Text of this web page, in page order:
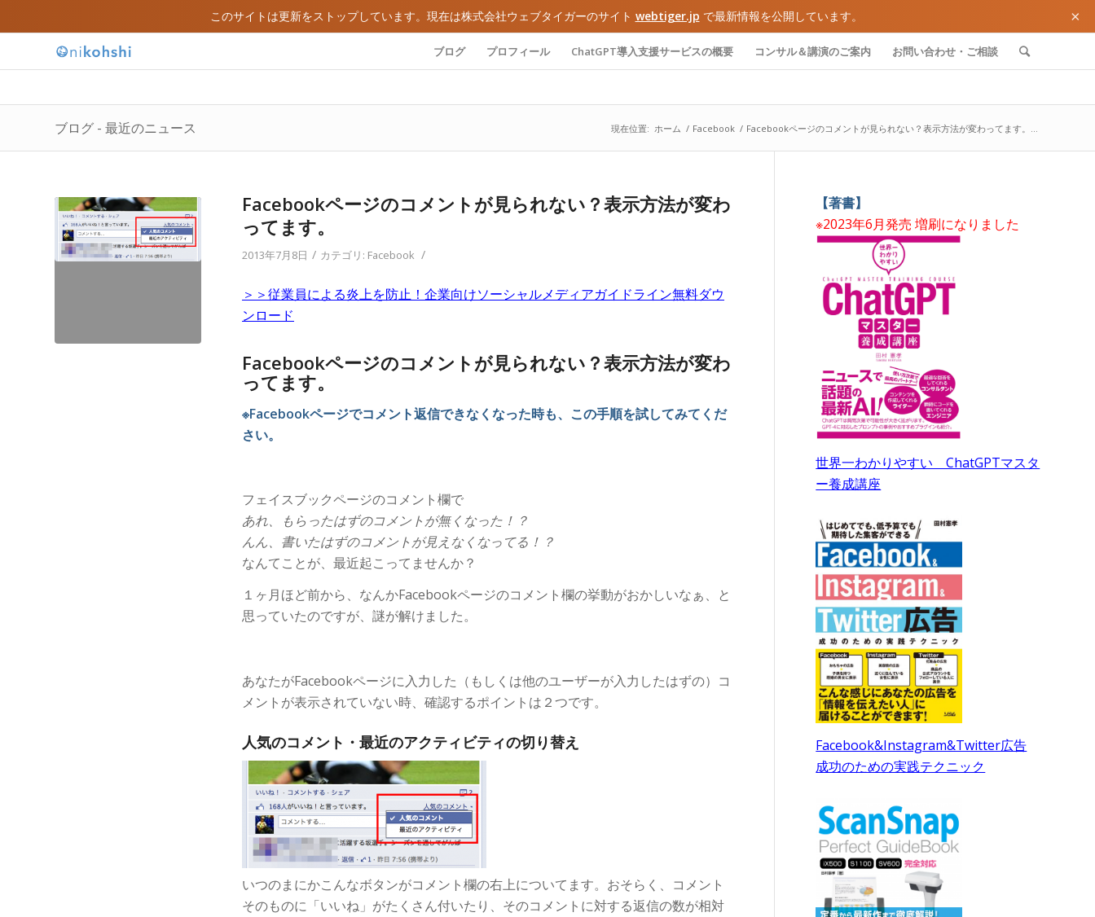
このサイトは更新をストップしています。現在は株式会社ウェブタイガーのサイト webtiger.jp で最新情報を公開しています。 ×
ブログ プロフィール ChatGPT導入支援サービスの概要 コンサル＆講演のご案内 お問い合わせ・ご相談
ブログ - 最近のニュース 現在位置: ホーム / Facebook / Facebookページのコメントが見られない？表示方法が変わってます。...
Facebookページのコメントが見られない？表示方法が変わ
ってます。
2013年7月8日 / カテゴリ: Facebook /
＞＞従業員による炎上を防止！企業向けソーシャルメディアガイドライン無料ダウ
ンロード
Facebookページのコメントが見られない？表示方法が変わ
ってます。
※Facebookページでコメント返信できなくなった時も、この手順を試してみてくだ
さい。
フェイスブックページのコメント欄で
あれ、もらったはずのコメントが無くなった！？
んん、書いたはずのコメントが見えなくなってる！？
なんてことが、最近起こってませんか？
１ヶ月ほど前から、なんかFacebookページのコメント欄の挙動がおかしいなぁ、と
思っていたのですが、謎が解けました。
あなたがFacebookページに入力した（もしくは他のユーザーが入力したはずの）コ
メントが表示されていない時、確認するポイントは２つです。
人気のコメント・最近のアクティビティの切り替え
いつのまにかこんなボタンがコメント欄の右上についてます。おそらく、コメント
そのものに「いいね」がたくさん付いたり、そのコメントに対する返信の数が相対
【著書】
※2023年6月発売 増刷になりました
世界一わかりやすい ChatGPTマスタ
ー養成講座
Facebook&Instagram&Twitter広告
成功のための実践テクニック